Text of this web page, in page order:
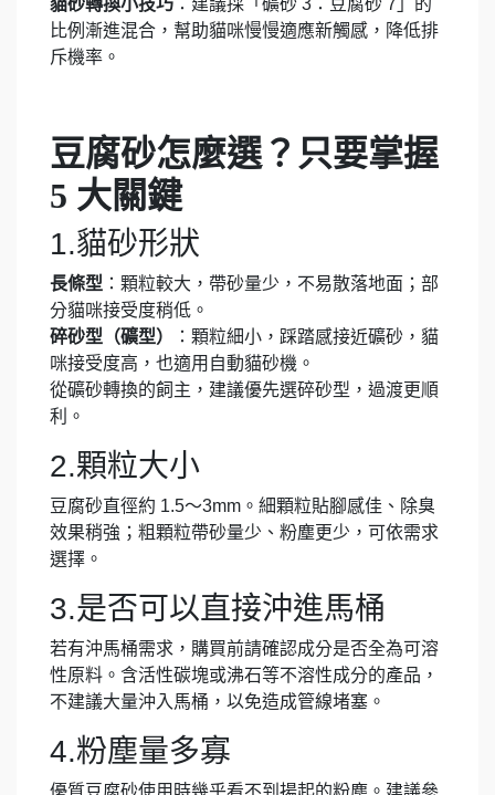
貓砂轉換小技巧 ：建議採「礦砂 3：豆腐砂 7」的
比例漸進混合，幫助貓咪慢慢適應新觸感，降低排
斥機率。
豆腐砂怎麼選？只要掌握
5 大關鍵
1.貓砂形狀
長條型 ：顆粒較大，帶砂量少，不易散落地面；部
分貓咪接受度稍低。
碎砂型（礦型）
：顆粒細小，踩踏感接近礦砂，貓
咪接受度高，也適用自動貓砂機。
從礦砂轉換的飼主，建議優先選碎砂型，過渡更順
利。
2.顆粒大小
豆腐砂直徑約 1.5～3mm。細顆粒貼腳感佳、除臭
效果稍強；粗顆粒帶砂量少、粉塵更少，可依需求
選擇。
3.是否可以直接沖進馬桶
若有沖馬桶需求，購買前請確認成分是否全為可溶
性原料。含活性碳塊或沸石等不溶性成分的產品，
不建議大量沖入馬桶，以免造成管線堵塞。
4.粉塵量多寡